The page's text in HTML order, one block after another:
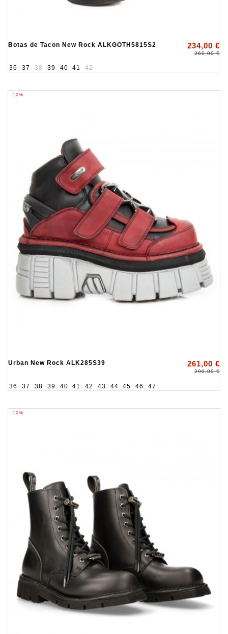
Botas de Tacon New Rock ALKGOTH5815S2 234,00 €
260,00 €
36 37 38 39 40 41 42
-10%
Urban New Rock ALK285S39 261,00 €
290,00 €
36 37 38 39 40 41 42 43 44 45 46 47
-10%